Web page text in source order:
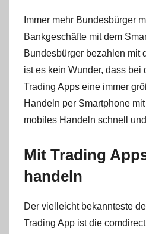
n
a
d
m
i
n
Immer mehr Bundesbürger
Bankgeschäfte mit dem
Bundesbürger bezahlen mit
ist es kein Wunder, dass bei
Trading Apps eine immer
Handeln per Smartphone
mobiles Handeln schnell
Mit Trading
handeln
Der vielleicht bekannteste
Trading App ist die